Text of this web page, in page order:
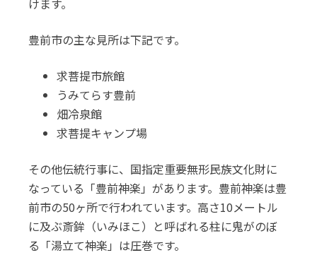
けます。
豊前市の主な見所は下記です。
求菩提市旅館
うみてらす豊前
畑冷泉館
求菩提キャンプ場
その他伝統行事に、国指定重要無形民族文化財に
なっている「豊前神楽」があります。豊前神楽は豊
前市の50ヶ所で行われています。高さ10メートル
に及ぶ斎鉾（いみほこ）と呼ばれる柱に鬼がのぼ
る「湯立て神楽」は圧巻です。